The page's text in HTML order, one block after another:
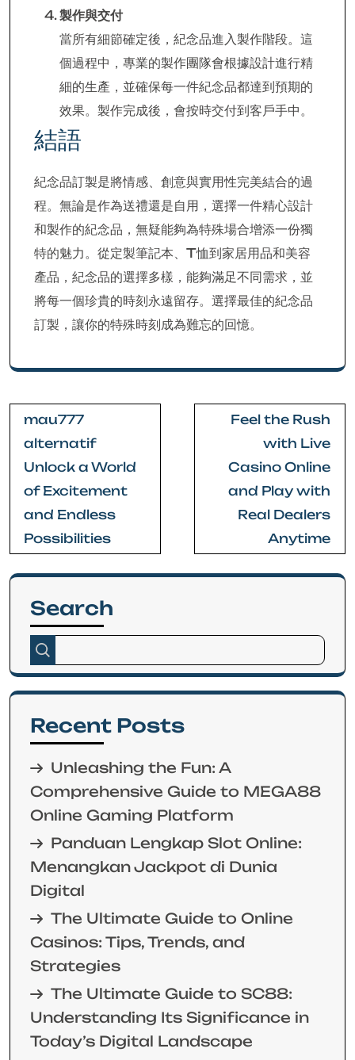
製作與交付
當所有細節確定後，紀念品進入製作階段。這
個過程中，專業的製作團隊會根據設計進行精
細的生產，並確保每一件紀念品都達到預期的
效果。製作完成後，會按時交付到客戶手中。
結語
紀念品訂製是將情感、創意與實用性完美結合的過
程。無論是作為送禮還是自用，選擇一件精心設計
和製作的紀念品，無疑能夠為特殊場合增添一份獨
特的魅力。從定製筆記本、T恤到家居用品和美容
產品，紀念品的選擇多樣，能夠滿足不同需求，並
將每一個珍貴的時刻永遠留存。選擇最佳的紀念品
訂製，讓你的特殊時刻成為難忘的回憶。
Post
navigation
mau777
alternatif
Unlock a World
of Excitement
and Endless
Possibilities
Feel the Rush
with Live
Casino Online
and Play with
Real Dealers
Anytime
Search
Recent Posts
Unleashing the Fun: A
Comprehensive Guide to MEGA88
Online Gaming Platform
Panduan Lengkap Slot Online:
Menangkan Jackpot di Dunia
Digital
The Ultimate Guide to Online
Casinos: Tips, Trends, and
Strategies
The Ultimate Guide to SC88:
Understanding Its Significance in
Today’s Digital Landscape